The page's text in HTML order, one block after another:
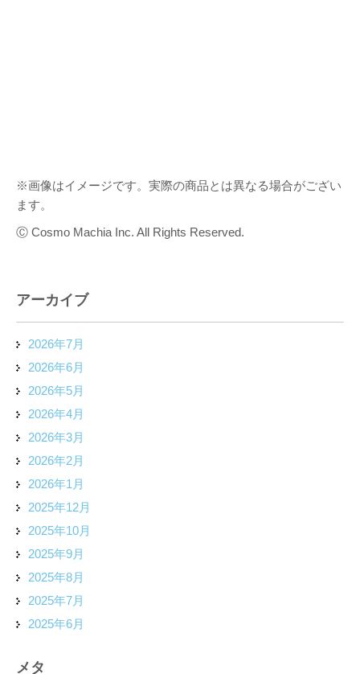
※画像はイメージです。実際の商品とは異なる場合がござい
ます。
Ⓒ Cosmo Machia Inc. All Rights Reserved.
アーカイブ
2026年7月
2026年6月
2026年5月
2026年4月
2026年3月
2026年2月
2026年1月
2025年12月
2025年10月
2025年9月
2025年8月
2025年7月
2025年6月
メタ